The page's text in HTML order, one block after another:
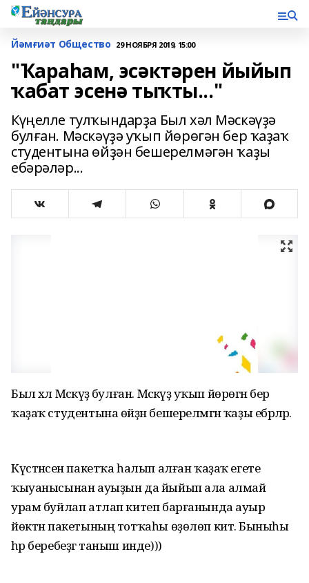
Йәмғиәт Общество 29 НОЯБРЯ 2019, 15:00
"Ҡараһам, эсәктәрен йыйып
ҡабат эсенә тыҡты..."
Күңелле тулҡындарҙа Был хәл Мәскәүҙә
булған. Мәскәүҙә уҡып йөрөгән бер ҡаҙаҡ
студентына өйҙән бешерелмәгән ҡаҙы
ебәрәләр...
Был хәл Мәскәүҙә булған. Мәскәүҙә уҡып йөрөгән бер
ҡаҙаҡ студентына өйҙән бешерелмәгән ҡаҙы ебәрәләр.
Күстәнәсен пакетҡа һалып алған ҡаҙаҡ егете
ҡыуанысынан ауыҙын да йыйып ала алмай
урам буйлап атлап китеп барғанында ауыр
йөктән пакетының тотҡаһы өҙөлөп китә. Быныһы
һәр беребеҙгә таныш инде)))